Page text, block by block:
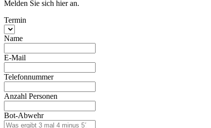
Melden Sie sich hier an.
Termin
Name
E-Mail
Telefonnummer
Anzahl Personen
Bot-Abwehr